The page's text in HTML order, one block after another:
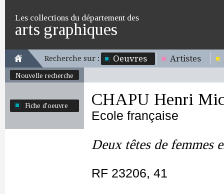
Les collections du département des
arts graphiques
Recherche sur : Oeuvres Artistes
Nouvelle recherche
Fiche d'oeuvre CHAPU Henri
Ecole française
Deux têtes de femmes
RF 23206, 41